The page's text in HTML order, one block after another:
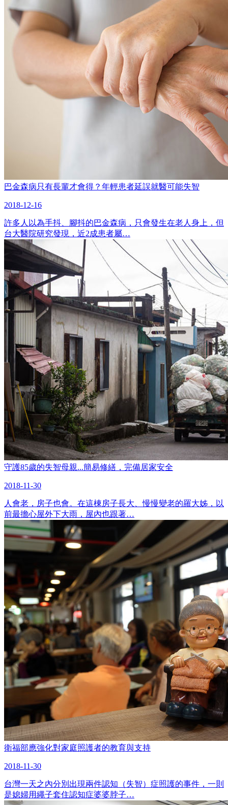
巴金森病只有長輩才會得？年輕患者延誤就醫可能失智
2018-12-16
許多人以為手抖、腳抖的巴金森病，只會發生在老人身上，但
台大醫院研究發現，近2成患者屬…
守護85歲的失智母親...簡易修繕，完備居家安全
2018-11-30
人會老，房子也會。在這棟房子長大、慢慢變老的羅大姊，以
前最擔心屋外下大雨，屋內也跟著…
衛福部應強化對家庭照護者的教育與支持
2018-11-30
台灣一天之內分別出現兩件認知（失智）症照護的事件，一則
是媳婦用繩子套住認知症婆婆脖子…